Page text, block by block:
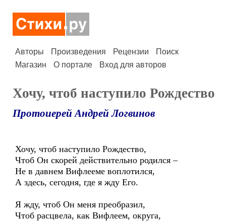
Авторы Произведения Рецензии
Поиск
Магазин
О портале Вход для авторов
Хочу, чтоб наступило Рождество
Протоиерей Андрей Логвинов
Хочу, чтоб наступило Рождество,
Чтоб Он скорей действительно родился –
Не в давнем Вифлееме воплотился,
А здесь, сегодня, где я жду Его.
Я жду, чтоб Он меня преобразил,
Чтоб расцвела, как Вифлеем, округа,